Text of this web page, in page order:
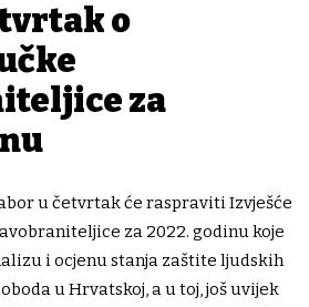
o
za
u četvrtak će raspraviti Izvješće
za 2022. godinu koje
i ocjenu stanja zaštite ljudskih
u Hrvatskoj, a u toj, još uvijek